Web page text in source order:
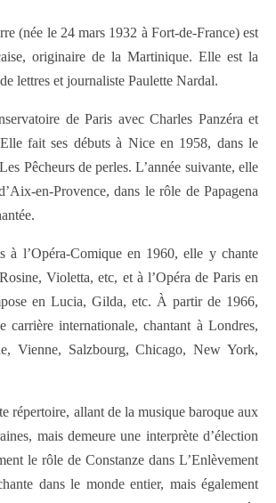
(née le 24 mars 1932 à Fort-de-France) est
originaire de la Martinique. Elle est la
lettres et journaliste Paulette Nardal.
de Paris avec Charles Panzéra et
fait ses débuts à Nice en 1958, dans le
Pêcheurs de perles. L’année suivante, elle
en-Provence, dans le rôle de Papagena
à l’Opéra-Comique en 1960, elle y chante
Violetta, etc, et à l’Opéra de Paris en
en Lucia, Gilda, etc. À partir de 1966,
carrière internationale, chantant à Londres,
Vienne, Salzbourg, Chicago, New York,
répertoire, allant de la musique baroque aux
mais demeure une interprète d’élection
le rôle de Constanze dans L’Enlèvement
dans le monde entier, mais également